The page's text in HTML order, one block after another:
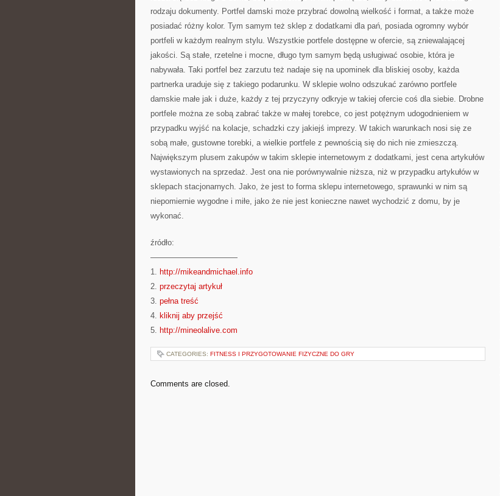
rodzaju dokumenty. Portfel damski może przybrać dowolną wielkość i format, a także może
posiadać różny kolor. Tym samym też sklep z dodatkami dla pań, posiada ogromny wybór
portfeli w każdym realnym stylu. Wszystkie portfele dostępne w ofercie, są zniewalającej
jakości. Są stałe, rzetelne i mocne, długo tym samym będą usługiwać osobie, która je
nabywała. Taki portfel bez zarzutu też nadaje się na upominek dla bliskiej osoby, każda
partnerka uraduje się z takiego podarunku. W sklepie wolno odszukać zarówno portfele
damskie małe jak i duże, każdy z tej przyczyny odkryje w takiej ofercie coś dla siebie. Drobne
portfele można ze sobą zabrać także w małej torebce, co jest potężnym udogodnieniem w
przypadku wyjść na kolacje, schadzki czy jakiejś imprezy. W takich warunkach nosi się ze
sobą małe, gustowne torebki, a wielkie portfele z pewnością się do nich nie zmieszczą.
Największym plusem zakupów w takim sklepie internetowym z dodatkami, jest cena artykułów
wystawionych na sprzedaż. Jest ona nie porównywalnie niższa, niż w przypadku artykułów w
sklepach stacjonarnych. Jako, że jest to forma sklepu internetowego, sprawunki w nim są
niepomiernie wygodne i miłe, jako że nie jest konieczne nawet wychodzić z domu, by je
wykonać.
źródło:
———————————
1. http://mikeandmichael.info
2. przeczytaj artykuł
3. pełna treść
4. kliknij aby przejść
5. http://mineolalive.com
CATEGORIES: FITNESS I PRZYGOTOWANIE FIZYCZNE DO GRY
Comments are closed.